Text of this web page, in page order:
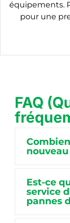
équipements.
pour une
FAQ
Est-ce
service
pannes